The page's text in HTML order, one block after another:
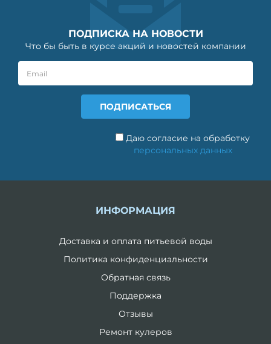
ПОДПИСКА НА НОВОСТИ
Что бы быть в курсе акций и новостей компании
Даю согласие на обработку
персональных данных
ИНФОРМАЦИЯ
Доставка и оплата питьевой воды
Политика конфиденциальности
Обратная связь
Поддержка
Отзывы
Ремонт кулеров